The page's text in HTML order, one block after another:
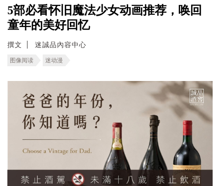
5部必看怀旧魔法少女动画推荐，唤回
童年的美好回忆
撰文 迷誠品內容中心
图像阅读 迷动漫